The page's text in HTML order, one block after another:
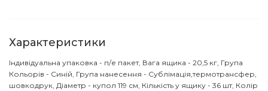
Характеристики
Індивідуальна упаковка - п/е пакет, Вага ящика - 20,5 кг, Група
Кольорів - Синій, Група нанесення - Сублімація,термотрансфер,
шовкодрук, Діаметр - купол 119 см, Кількість у ящику - 36 шт, Колір